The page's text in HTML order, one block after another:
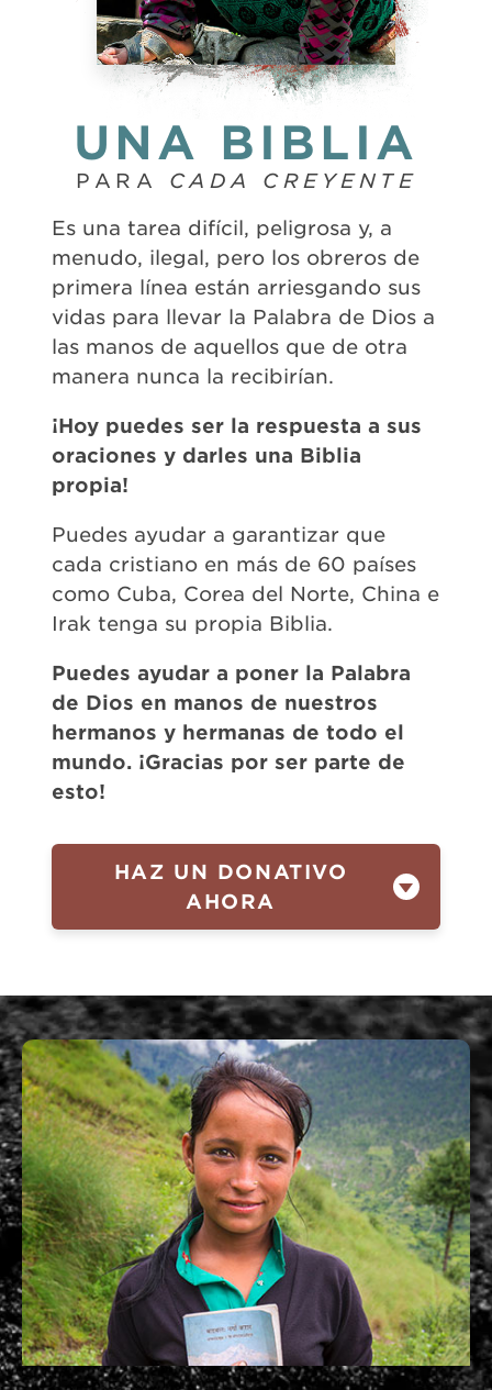
UNA BIBLIA
PARA CADA CREYENTE
Es una tarea difícil, peligrosa y, a
menudo, ilegal, pero los obreros de
primera línea están arriesgando sus
vidas para llevar la Palabra de Dios a
las manos de aquellos que de otra
manera nunca la recibirían.
¡Hoy puedes ser la respuesta a sus
oraciones y darles una Biblia
propia!
Puedes ayudar a garantizar que
cada cristiano en más de 60 países
como Cuba, Corea del Norte, China e
Irak tenga su propia Biblia.
Puedes ayudar a poner la Palabra
de Dios en manos de nuestros
hermanos y hermanas de todo el
mundo. ¡Gracias por ser parte de
esto!
HAZ UN DONATIVO
AHORA